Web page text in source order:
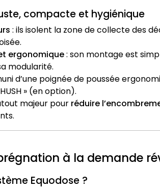
compacte et hygiénique
: ils isolent la zone de collecte des
ergonomique: son montage est
modularité.
d’une poignée de poussée
» (en option).
majeur pour réduire
à la demande
Equodose ?